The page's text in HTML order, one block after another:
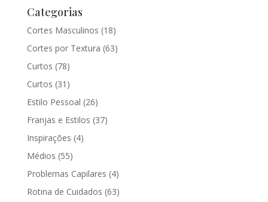
Categorias
Cortes Masculinos (18)
Cortes por Textura (63)
Curtos (78)
Curtos (31)
Estilo Pessoal (26)
Franjas e Estilos (37)
Inspirações (4)
Médios (55)
Problemas Capilares (4)
Rotina de Cuidados (63)